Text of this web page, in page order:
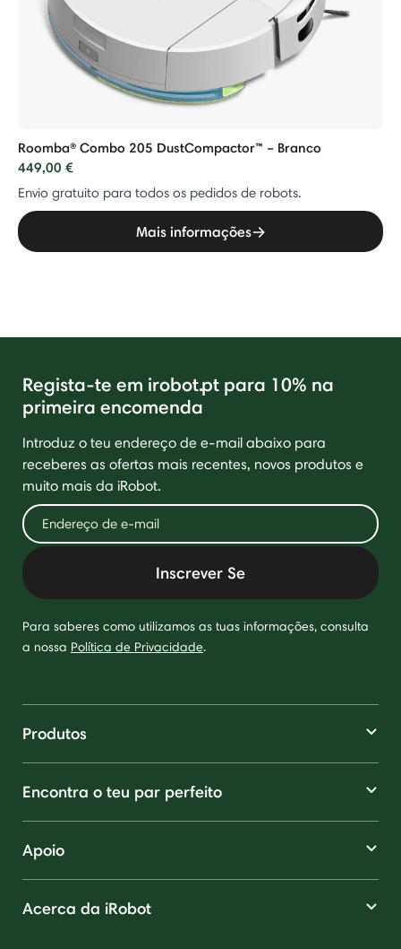
Roomba® Combo 205 DustCompactor™ – Branco
449,00 €
Envio gratuito para todos os pedidos de robots.
Mais informações
Regista-te em irobot.pt para 10% na
primeira encomenda
Introduz o teu endereço de e-mail abaixo para
receberes as ofertas mais recentes, novos produtos e
muito mais da iRobot.
Inscrever Se
Para saberes como utilizamos as tuas informações, consulta
a nossa Política de Privacidade.
Produtos
Encontra o teu par perfeito
Apoio
Acerca da iRobot